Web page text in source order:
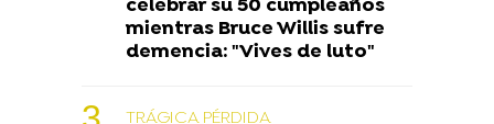
celebrar su 50 cumpleaños
mientras Bruce Willis sufre
demencia: "Vives de luto"
TRÁGICA PÉRDIDA